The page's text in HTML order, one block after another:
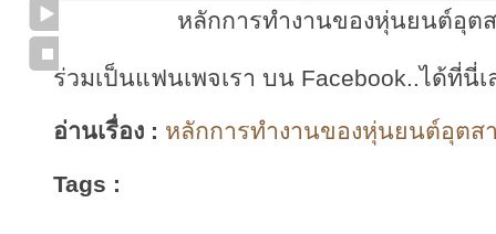
หลักการทำงานของหุ่นยนต์อุต
ร่วมเป็นแฟนเพจเรา บน Facebook..ได้ที่นี่เ
อ่านเรื่อง : หลักการทำงานของหุ่นยนต์อุตส
Tags :